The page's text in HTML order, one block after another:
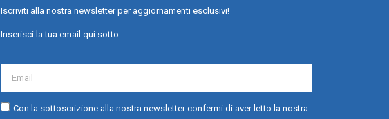
Iscriviti alla nostra newsletter per aggiornamenti esclusivi!
Inserisci la tua email qui sotto.
Con la sottoscrizione alla nostra newsletter confermi di aver letto la nostra